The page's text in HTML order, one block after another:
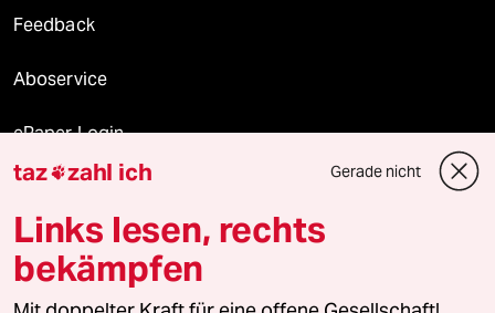
Feedback
Aboservice
ePaper Login
Downloads für Abonnierende
© 2026 taz Verlags und Vertriebs GmbH
Alle Rechte vorbehalten. Bei rechtlichen Fragen oder für Genehmigungen
taz zahl ich Gerade nicht
Links lesen, rechts
bekämpfen